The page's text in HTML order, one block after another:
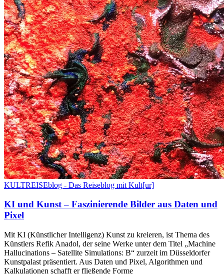
KULTREISEblog - Das Reiseblog mit Kult[ur]
KI und Kunst – Faszinierende Bilder aus Daten und
Pixel
Mit KI (Künstlicher Intelligenz) Kunst zu kreieren, ist Thema des
Künstlers Refik Anadol, der seine Werke unter dem Titel „Machine
Hallucinations – Satellite Simulations: B“ zurzeit im Düsseldorfer
Kunstpalast präsentiert. Aus Daten und Pixel, Algorithmen und
Kalkulationen schafft er fließende Forme